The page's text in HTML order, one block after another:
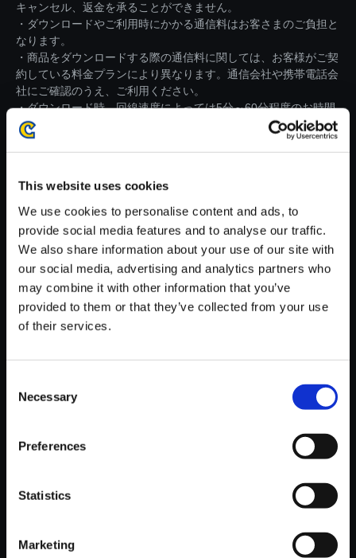
This website uses cookies
We use cookies to personalise content and ads, to
provide social media features and to analyse our traffic.
We also share information about your use of our site with
our social media, advertising and analytics partners who
may combine it with other information that you’ve
provided to them or that they’ve collected from your use
of their services.
Selection
Necessary
Preferences
Statistics
Marketing
キャンセル、返金を承ることができません。
・ダウンロードやご利用時にかかる通信料はお客さまのご負担と
なります。
・商品をダウンロードする際の通信料に関しては、お客様がご契
約している料金プランにより異なります。通信会社や携帯電話会
社にご確認のうえ、ご利用ください。
・ダウンロード時、回線速度によっては5分～60分程度のお時間
がかかる場合がございます。
※ご購入いただいたファイルのダウンロードの際には、通信環境
【単曲】ストリートファイターI
Vシリーズ サウンドBOX Super
Promotion Trailer 1 （Characte
おすすめ商品